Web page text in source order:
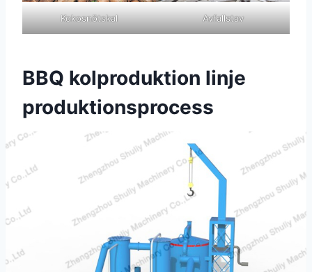
Kokosnötskal Avfallstav
BBQ kolproduktion linje
produktionsprocess